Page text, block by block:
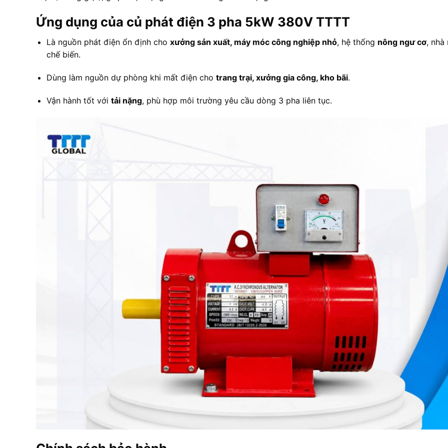
Ứng dụng của củ phát điện 3 pha 5kW 380V TTTT
Là nguồn phát điện ổn định cho xưởng sản xuất, máy móc công nghiệp nhỏ, hệ thống nông ngư cơ, nhà
chế biến.
Dùng làm nguồn dự phòng khi mất điện cho trang trại, xưởng gia công, kho bãi.
Vận hành tốt với tải nặng, phù hợp môi trường yêu cầu dòng 3 pha liên tục.